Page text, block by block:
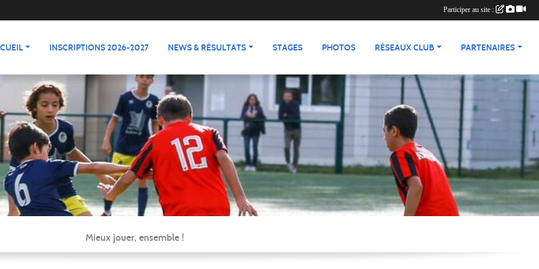
INSCRIPTIONS 2026-2027 NEWS & RÉSULTATS STAGES PHOTOS RÉSEAUX CLUB PARTENAIRES
Mieux jouer, ensemble !
Participer au site :